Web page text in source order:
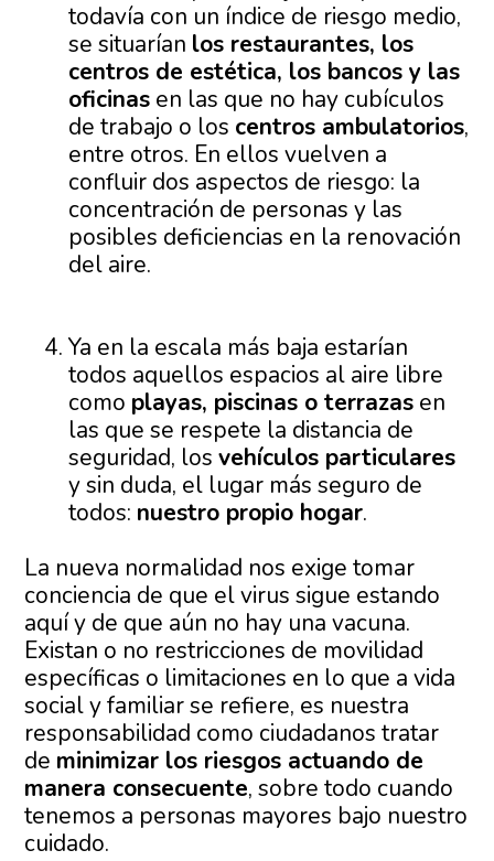
todavía con un índice de riesgo medio,
se situarían los restaurantes, los
centros de estética, los bancos y las
oficinas en las que no hay cubículos
de trabajo o los centros ambulatorios,
entre otros. En ellos vuelven a
confluir dos aspectos de riesgo: la
concentración de personas y las
posibles deficiencias en la renovación
del aire.
Ya en la escala más baja estarían
todos aquellos espacios al aire libre
como playas, piscinas o terrazas en
las que se respete la distancia de
seguridad, losvehículos particulares
y sin duda, el lugar más seguro de
todos: nuestro propio hogar.
La nueva normalidad nos exige tomar
conciencia de que el virus sigue estando
aquí y de que aún no hay una vacuna.
Existan o no restricciones de movilidad
específicas o limitaciones en lo que a vida
social y familiar se refiere, es nuestra
responsabilidad como ciudadanos tratar
de minimizar los riesgos actuando de
manera consecuente, sobre todo cuando
tenemos a personas mayores bajo nuestro
cuidado.